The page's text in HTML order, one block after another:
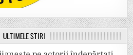
ULTIMELE ȘTIRI